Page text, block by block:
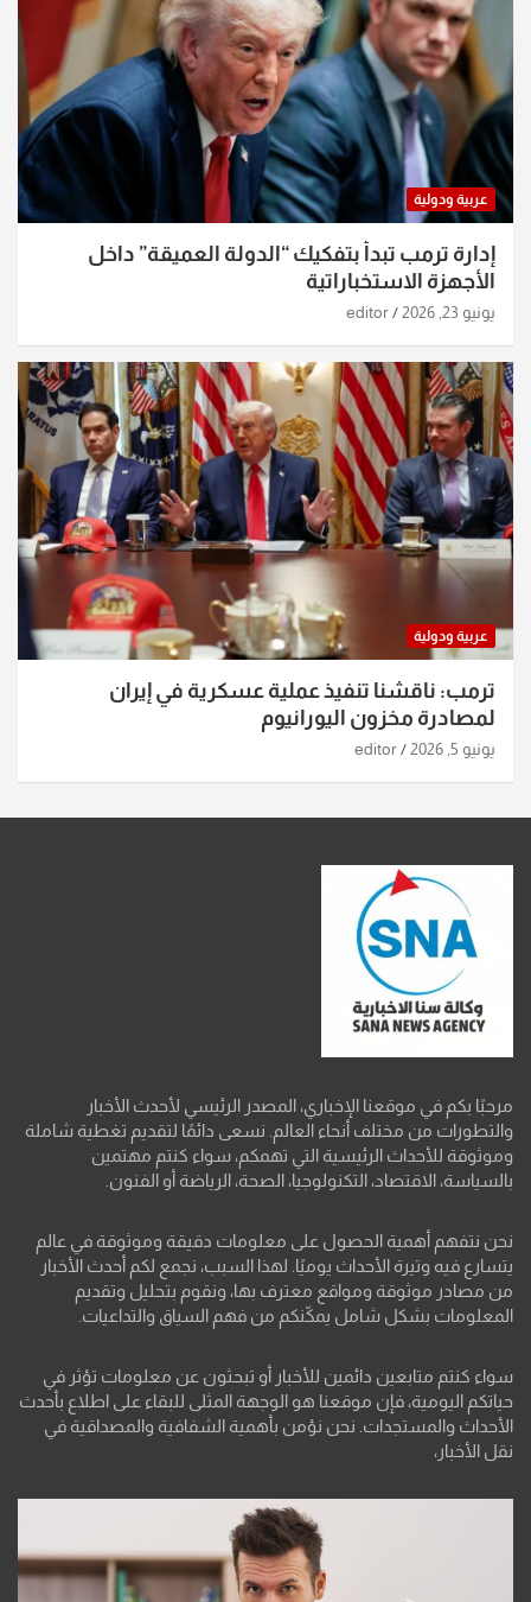
عربية ودولية
إدارة ترمب تبدأ بتفكيك “الدولة العميقة” داخل
الأجهزة الاستخباراتية
يونيو 23, 2026 editor
عربية ودولية
ترمب: ناقشنا تنفيذ عملية عسكرية في إيران
لمصادرة مخزون اليورانيوم
يونيو 5, 2026 editor
مرحبًا بكم في موقعنا الإخباري، المصدر الرئيسي لأحدث الأخبار
والتطورات من مختلف أنحاء العالم. نسعى دائمًا لتقديم تغطية شاملة
وموثوقة للأحداث الرئيسية التي تهمكم، سواء كنتم مهتمين
بالسياسة، الاقتصاد، التكنولوجيا، الصحة، الرياضة أو الفنون.
نحن نتفهم أهمية الحصول على معلومات دقيقة وموثوقة في عالم
يتسارع فيه وتيرة الأحداث يوميًا. لهذا السبب، نجمع لكم أحدث الأخبار
من مصادر موثوقة ومواقع معترف بها، ونقوم بتحليل وتقديم
المعلومات بشكل شامل يمكّنكم من فهم السياق والتداعيات.
سواء كنتم متابعين دائمين للأخبار أو تبحثون عن معلومات تؤثر في
حياتكم اليومية، فإن موقعنا هو الوجهة المثلى للبقاء على اطلاع بأحدث
الأحداث والمستجدات. نحن نؤمن بأهمية الشفافية والمصداقية في
نقل الأخبار،